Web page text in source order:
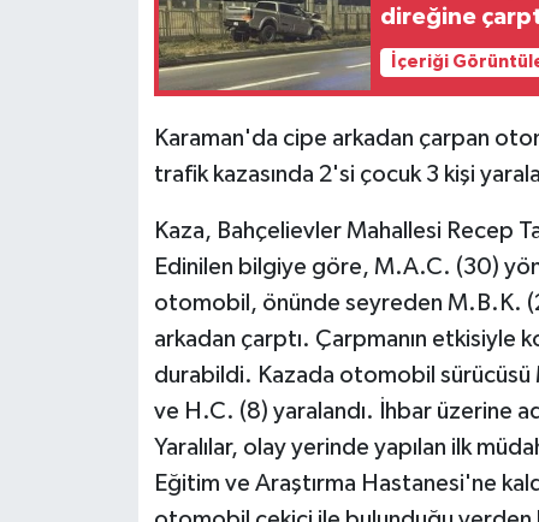
direğine
İçeriği
Karaman'da cipe arkadan çarpan
trafik kazasında 2'si çocuk 3 kişi
Kaza, Bahçelievler Mahallesi Recep
Edinilen bilgiye göre, M.A.C. (30)
otomobil, önünde seyreden M.B.K.
arkadan çarptı. Çarpmanın etkisiyle
durabildi. Kazada otomobil sürücüsü
ve H.C. (8) yaralandı. İhbar üzerine
Yaralılar, olay yerinde yapılan ilk
Eğitim ve Araştırma Hastanesi'ne